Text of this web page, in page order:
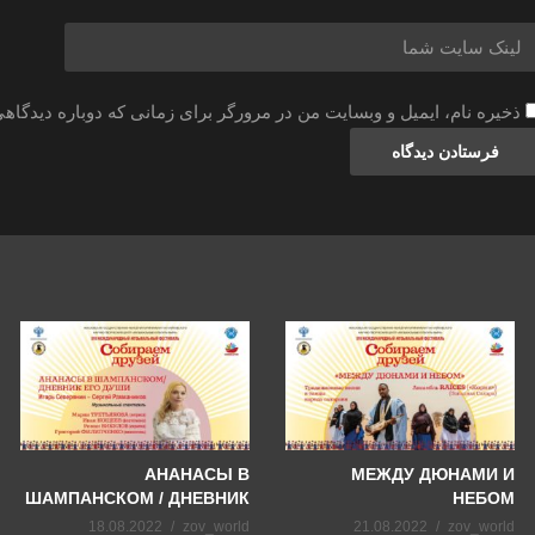
ذخیره نام، ایمیل و وبسایت من در مرورگر برای زمانی که دوباره
МЕЖДУ ДЮНАМИ И
НЕБОМ
zov_world
21.08.2022
АНАНАСЫ В
ШАМПАНСКОМ / ДНЕВНИК
ЕГО ДУШИ
zov_world
18.08.2022